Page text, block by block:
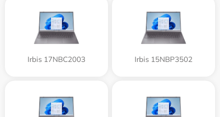
Irbis 17NBC2003 Irbis 15NBP3502